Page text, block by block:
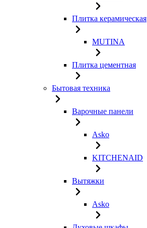
Плитка керамическая
MUTINA
Плитка цементная
Бытовая техника
Варочные панели
Asko
KITCHENAID
Вытяжки
Asko